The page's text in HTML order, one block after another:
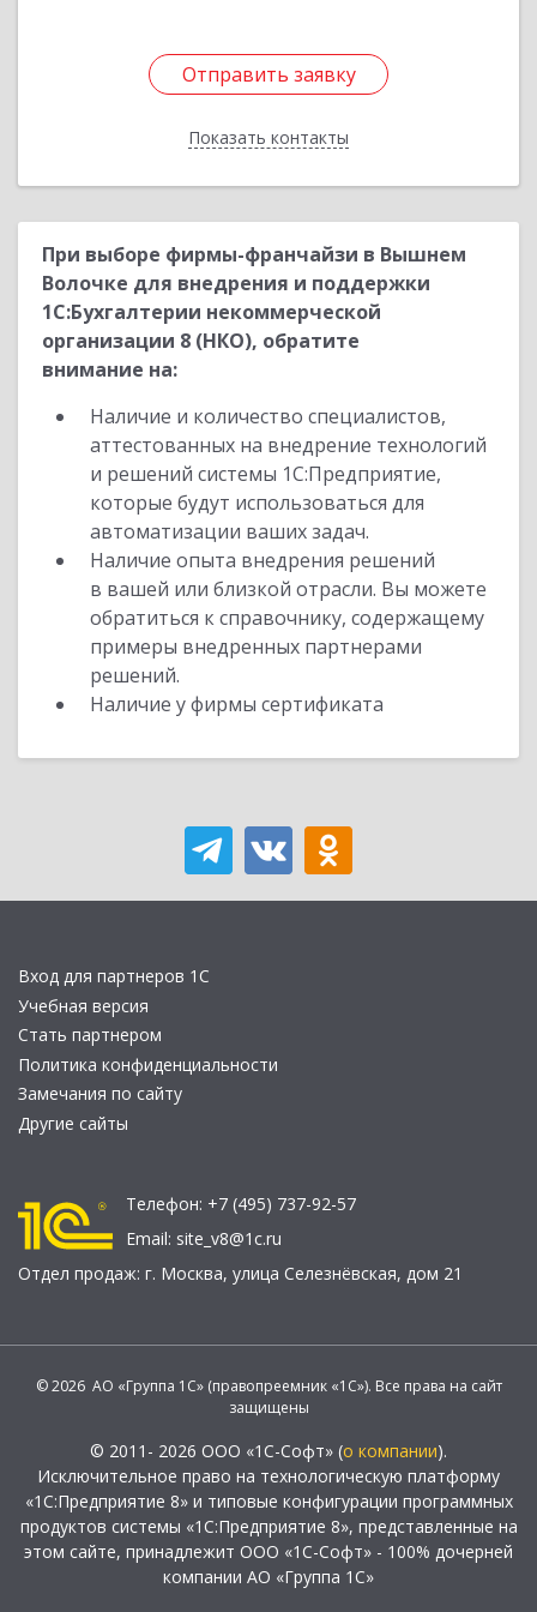
Отправить заявку
Показать контакты
Отправить заявку
Назад
При выборе фирмы-франчайзи в Вышнем
Волочке для внедрения и поддержки
1С:Бухгалтерии некоммерческой
организации 8 (НКО), обратите
внимание на:
Наличие и количество специалистов,
аттестованных на внедрение технологий
и решений системы 1С:Предприятие,
которые будут использоваться для
автоматизации ваших задач.
Наличие опыта внедрения решений
в вашей или близкой отрасли. Вы можете
обратиться к справочнику, содержащему
примеры внедренных партнерами
решений.
Наличие у фирмы сертификата
Вход для партнеров 1С
Учебная версия
Стать партнером
Политика конфиденциальности
Замечания по сайту
Другие сайты
Телефон: +7 (495) 737-92-57
Email: site_v8@1c.ru
Отдел продаж: г. Москва, улица Селезнёвская, дом 21
© 2026 АО «Группа 1С» (правопреемник «1С»). Все права на сайт
защищены
© 2011- 2026 ООО «1С-Софт» (о компании).
Исключительное право на технологическую платформу
«1С:Предприятие 8» и типовые конфигурации программных
продуктов системы «1С:Предприятие 8», представленные на
этом сайте, принадлежит ООО «1С-Софт» - 100% дочерней
компании АО «Группа 1С»